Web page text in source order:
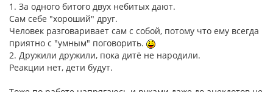
1. За одного битого двух небитых дают.
Сам себе "хороший" друг.
Человек разговаривает сам с собой, потому что ему всегда
приятно с "умным" поговорить.
2. Дружили дружили, пока дитё не народили.
Реакции нет, дети будут.